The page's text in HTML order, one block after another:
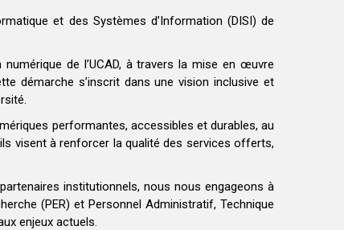
et des Systèmes d’Information (DISI) de
de l’UCAD, à travers la mise en œuvre
démarche s’inscrit dans une vision inclusive et
performantes, accessibles et durables, au
visent à renforcer la qualité des services offerts,
institutionnels, nous nous engageons à
(PER) et Personnel Administratif, Technique
enjeux actuels.